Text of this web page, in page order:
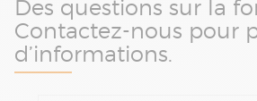
Des questions sur la
Contactez-nous pour
d’informations.